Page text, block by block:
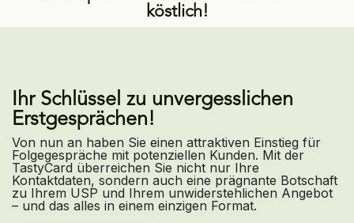
köstlich!
Ihr Schlüssel zu unvergesslichen
Erstgesprächen!​
Von nun an haben Sie einen attraktiven Einstieg für
Folgegespräche mit potenziellen Kunden. Mit der
TastyCard überreichen Sie nicht nur Ihre
Kontaktdaten, sondern auch eine prägnante Botschaft
zu Ihrem USP und Ihrem unwiderstehlichen Angebot
– und das alles in einem einzigen Format.